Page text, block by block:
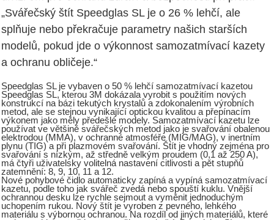
„Svářečský štít Speedglas SL je o 26 % lehčí, ale
splňuje nebo překračuje parametry našich starších
modelů, pokud jde o výkonnost samozatmívací kazety
a ochranu obličeje.“
Speedglas SL je vybaven o 50 % lehčí samozatmívací kazetou
Speedglas SL, kterou 3M dokázala vyrobit s použitím nových
konstrukcí na bázi tekutých krystalů a zdokonalením výrobních
metod, ale se stejnou vynikající optickou kvalitou a přepínacím
výkonem jako měly předešlé modely. Samozatmívací kazetu lze
používat ve většině svářečských metod jako je svařování obalenou
elektrodou (MMA), v ochranné atmosféře (MIG/MAG), v inertním
plynu (TIG) a při plazmovém svařování. Štít je vhodný zejména pro
svařování s nízkým, až středně velkým proudem (0,1 až 250 A),
má čtyři uživatelsky volitelná nastavení citlivosti a pět stupňů
zatemnění: 8, 9, 10, 11 a 12.
Nové pohybové čidlo automaticky zapíná a vypíná samozatmívací
kazetu, podle toho jak svářeč zvedá nebo spouští kuklu. Vnější
ochrannou desku lze rychle sejmout a vyměnit jednoduchým
uchopením rukou. Nový štít je vyroben z pevného, lehkého
materiálu s výbornou ochranou. Na rozdíl od jiných materiálů, které